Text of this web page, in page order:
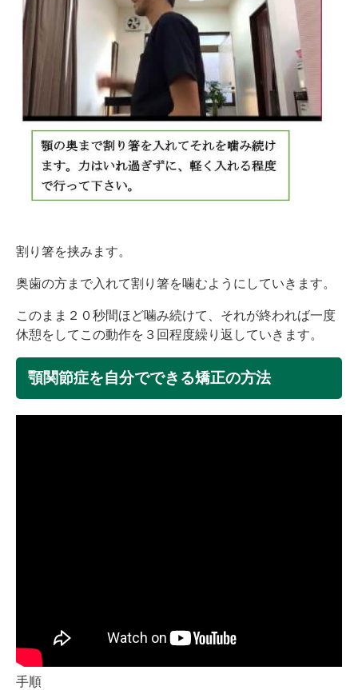
割り箸を挟みます。
奥歯の方まで入れて割り箸を噛むようにしていきます。
このまま２０秒間ほど噛み続けて、それが終われば一度
休憩をしてこの動作を３回程度繰り返していきます。
顎関節症を自分でできる矯正の方法
手順